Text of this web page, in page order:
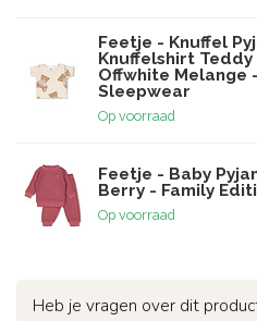
Feetje - Knuffel
Knuffelshirt Teddy
Offwhite Melange
Sleepwear
Op voorraad
Feetje - Baby
Berry - Family
Op voorraad
Heb je vragen over dit